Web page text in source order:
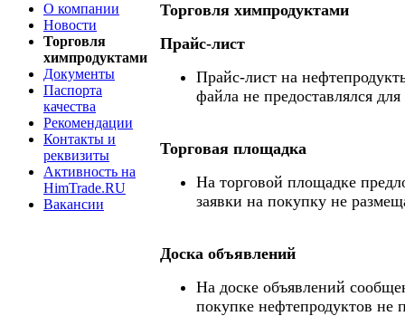
О компании
Новости
Торговля
химпродуктами
Документы
Паспорта
качества
Рекомендации
Контакты и
реквизиты
Активность на
HimTrade.RU
Вакансии
Торговля химпродуктами
Прайс-лист
Прайс-лист на
файла не предоставлялся
Торговая площадка
На торговой площадке
заявки на покупку не
Доска объявлений
На доске объявлений
покупке нефтепродуктов не